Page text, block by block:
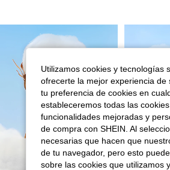
Utilizamos cookies y tecnologías
ofrecerte la mejor experiencia
tu preferencia de cookies en
estableceremos todas las
funcionalidades mejoradas y
de compra con SHEIN. Al
necesarias que hacen que
de tu navegador, pero esto
sobre las cookies que utilizamos